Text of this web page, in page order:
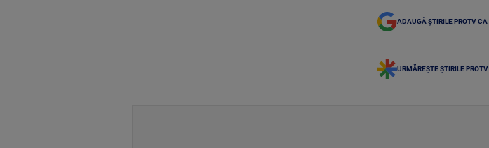
ADAUGĂ ȘTIRILE PROTV CA
URMĂREȘTE ȘTIRILE